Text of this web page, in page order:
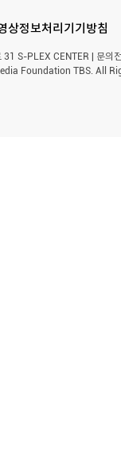
상정보처리기기방침
31 S-PLEX CENTER | 문
Foundation TBS. All